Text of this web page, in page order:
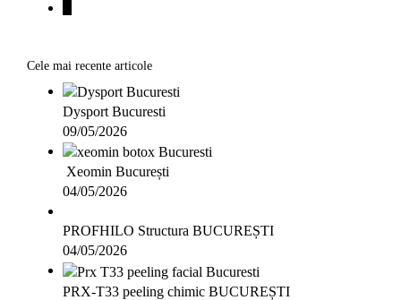
Cele mai recente articole
Dysport Bucuresti
09/05/2026
Xeomin București
04/05/2026
PROFHILO Structura BUCUREȘTI
04/05/2026
PRX-T33 peeling chimic BUCUREȘTI